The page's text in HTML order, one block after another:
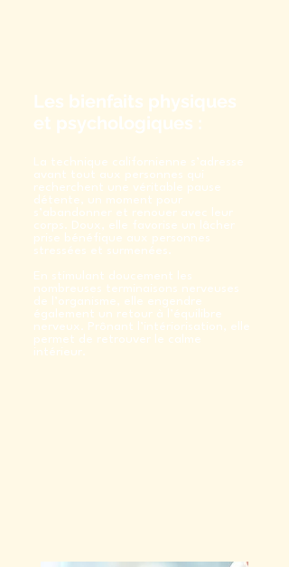
Les bienfaits physiques
et psychologiques :
La technique californienne s’adresse
avant tout aux personnes qui
recherchent une véritable pause
détente, un moment pour
s’abandonner et renouer avec leur
corps. Doux, elle favorise un lâcher
prise bénéfique aux personnes
stressées et surmenées.
En stimulant doucement les
nombreuses terminaisons nerveuses
de l’organisme, elle engendre
également un retour à l’équilibre
nerveux. Prônant l’intériorisation, elle
permet de retrouver le calme
intérieur.